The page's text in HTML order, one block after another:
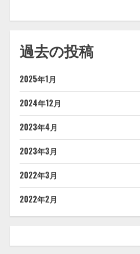
過去の投稿
2025年1月
2024年12月
2023年4月
2023年3月
2022年3月
2022年2月